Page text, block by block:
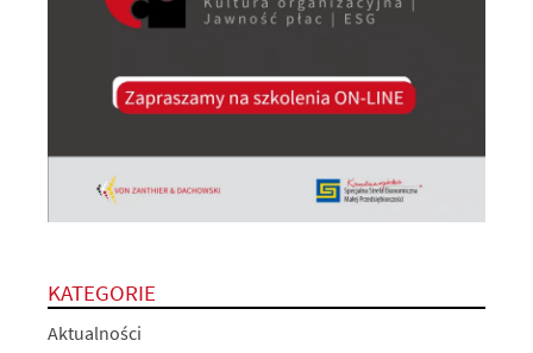
KATEGORIE
Aktualności